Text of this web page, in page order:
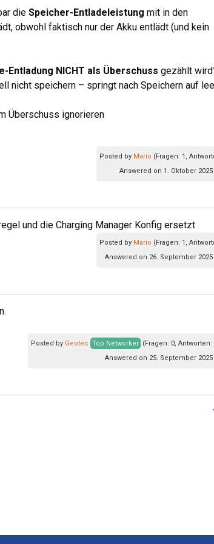
die Speicher-Entladeleistung mit in den
obwohl faktisch nur der Akku entlädt (und kein
Entladung NICHT als Überschuss gezählt
nicht speichern – springt nach Speichern auf
Überschuss ignorieren
Posted by Mario (Fragen: 1,
Answered on 1. Oktober 2025
und die Charging Manager Konfig ersetzt
Posted by Mario (Fragen: 1,
Answered on 26. September 2025
Posted by Geotec Top Networker (Fragen: 0, Antworten:
Answered on 25. September 2025